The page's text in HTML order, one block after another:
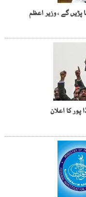
پڑیں گے ، وزیر اعظم
کا اعلان